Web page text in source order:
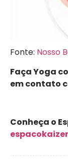
Fonte: Nosso
Faça Yoga
em contato
Conheça o